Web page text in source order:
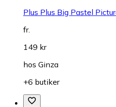
Plus Plus Big Pastel
fr.
149 kr
hos Ginza
+6 butiker